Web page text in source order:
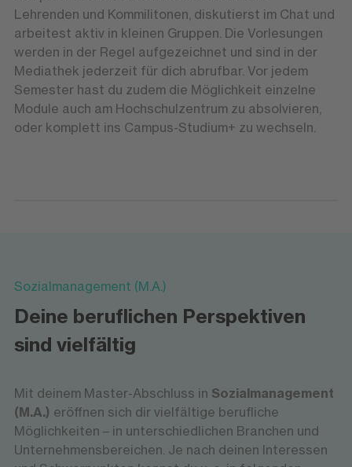
Lehrenden und Kommilitonen, diskutierst im Chat und
arbeitest aktiv in kleinen Gruppen. Die Vorlesungen
werden in der Regel aufgezeichnet und sind in der
Mediathek jederzeit für dich abrufbar. Vor jedem
Semester hast du zudem die Möglichkeit einzelne
Module auch am Hochschulzentrum zu absolvieren,
oder komplett ins Campus-Studium+ zu wechseln.
Sozialmanagement (M.A.)
Deine beruflichen Perspektiven
sind vielfältig
Mit deinem Master-Abschluss in Sozialmanagement
(M.A.) eröffnen sich dir vielfältige berufliche
Möglichkeiten – in unterschiedlichen Branchen und
Unternehmensbereichen. Je nach deinen Interessen